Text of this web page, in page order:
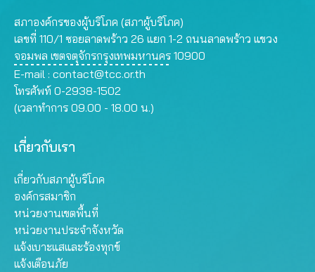
สภาองค์กรของผู้บริโภค (สภาผู้บริโภค)
เลขที่ 110/1 ซอยลาดพร้าว 26 แยก 1-2 ถนนลาดพร้าว แขวง
จอมพล เขตจตุจักรกรุงเทพมหานคร 10900
E-mail : contact@tcc.or.th
โทรศัพท์ 0-2938-1502
(เวลาทำการ 09.00 - 18.00 น.)
เกี่ยวกับเรา
เกี่ยวกับสภาผู้บริโภค
องค์กรสมาชิก
หน่วยงานเขตพื้นที่
หน่วยงานประจำจังหวัด
แจ้งเบาะแสและร้องทุกข์
แจ้งเตือนภัย